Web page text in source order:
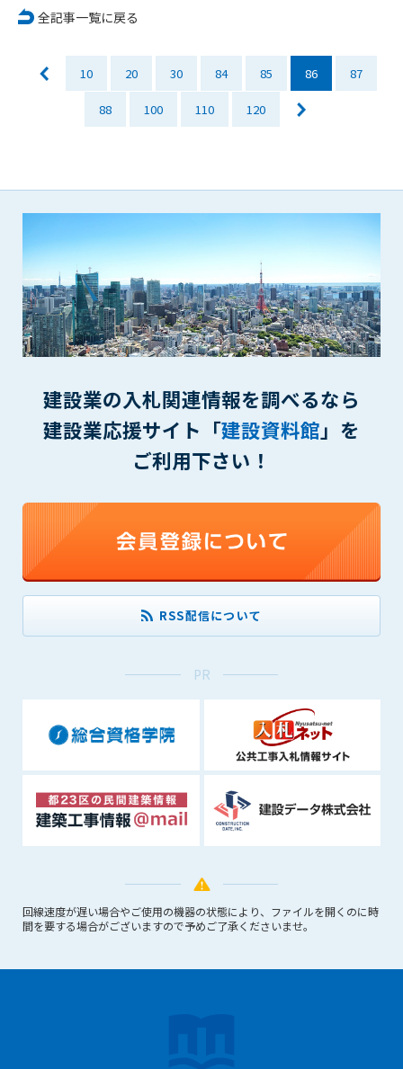
全記事一覧に戻る
10 20 30 84 85 86 87
88 100 110 120
建設業の入札関連情報を調べるなら
建設業応援サイト「建設資料館」を
ご利用下さい！
RSS配信について
PR
回線速度が遅い場合やご使用の機器の状態により、ファイルを開くのに時
間を要する場合がございますので予めご了承くださいませ。
通知・連絡するものとします。その場合、契約期間終了月の
2. 本サービスの最低利用期間はサービスを開始した日から6か
月間とします。
3. いかなる事由によっても、すでにお支払済の料金等の払い戻
しや、日割り計算はしないことを承諾するものとします。
本規約の準拠法は日本法とします。本規約をめぐる一切の紛争
については、東京簡易裁判所または東京地方裁判所をもって第
一審の専属的合意管轄裁判所とします。
第16条（本規約の効力）
1. 本規約は、管理者が会員に対してログインID・パスワードを
発行した時点より効力を生じます。
この規約は2014年9月1日から実施します。
本規約内容に同意する